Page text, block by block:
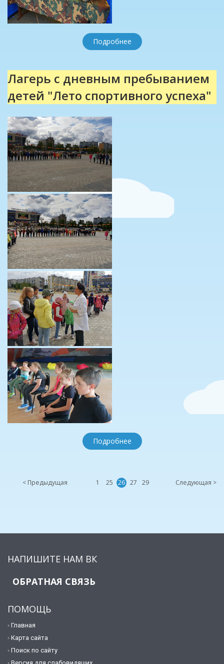
Подробнее
Лагерь с дневным пребыванием
детей "Лето спортивного успеха"
Подробнее
< Предыдущая 1 25 26 27 29 Следующая >
НАПИШИТЕ НАМ ВК
ОБРАТНАЯ СВЯЗЬ
ПОМОЩЬ
Главная
Карта сайта
Поиск по сайту